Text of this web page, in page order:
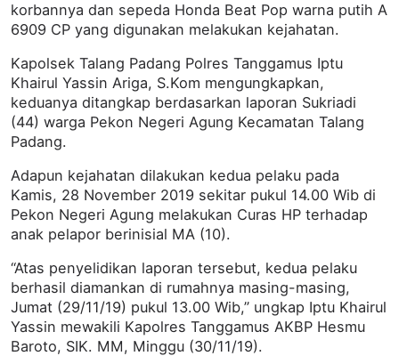
korbannya dan sepeda Honda Beat Pop warna putih A
6909 CP yang digunakan melakukan kejahatan.
Kapolsek Talang Padang Polres Tanggamus Iptu
Khairul Yassin Ariga, S.Kom mengungkapkan,
keduanya ditangkap berdasarkan laporan Sukriadi
(44) warga Pekon Negeri Agung Kecamatan Talang
Padang.
Adapun kejahatan dilakukan kedua pelaku pada
Kamis, 28 November 2019 sekitar pukul 14.00 Wib di
Pekon Negeri Agung melakukan Curas HP terhadap
anak pelapor berinisial MA (10).
“Atas penyelidikan laporan tersebut, kedua pelaku
berhasil diamankan di rumahnya masing-masing,
Jumat (29/11/19) pukul 13.00 Wib,” ungkap Iptu Khairul
Yassin mewakili Kapolres Tanggamus AKBP Hesmu
Baroto, SIK. MM, Minggu (30/11/19).